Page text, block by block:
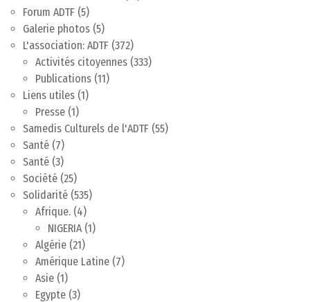
Forum ADTF (5)
Galerie photos (5)
L'association: ADTF (372)
Activités citoyennes (333)
Publications (11)
Liens utiles (1)
Presse (1)
Samedis Culturels de l'ADTF (55)
Santé (7)
Santé (3)
Société (25)
Solidarité (535)
Afrique. (4)
NIGERIA(1)
Algérie (21)
Amérique Latine (7)
Asie (1)
Egypte (3)